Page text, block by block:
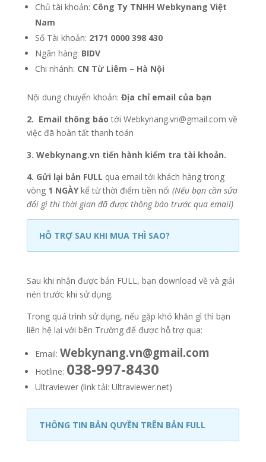
Chủ tài khoản: Công Ty TNHH Webkynang Việt
Nam
Số Tài khoản: 2171 0000 398 430
Ngân hàng: BIDV
Chi nhánh: CN Từ Liêm – Hà Nội
Nội dung chuyển khoản: Địa chỉ email của bạn
2. Email thông báo tới Webkynang.vn@gmail.com về
việc đã hoàn tất thanh toán
3. Webkynang.vn tiến hành kiểm tra tài khoản.
4. Gửi lại bản FULL qua email tới khách hàng trong
vòng 1 NGÀYkể từ thời điểm tiền nổi (Nếu bạn cần sửa
đổi gì thì thời gian đã được thông báo trước qua email)
HỖ TRỢ SAU KHI MUA THÌ SAO?
Sau khi nhận được bản FULL, bạn download về và giải
nén trước khi sử dụng.
Trong quá trình sử dụng, nếu gặp khó khăn gì thì bạn
liên hệ lại với bên Trường để được hỗ trợ qua:
Email: Webkynang.vn@gmail.com
Hotline: 038-997-8430
Ultraviewer (link tải: Ultraviewer.net)
THÔNG TIN BẢN QUYỀN TRÊN BẢN FULL